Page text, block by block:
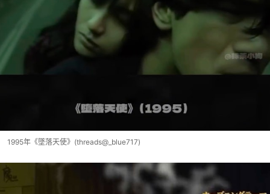
1995年《墜落天使》(threads@_blue717)